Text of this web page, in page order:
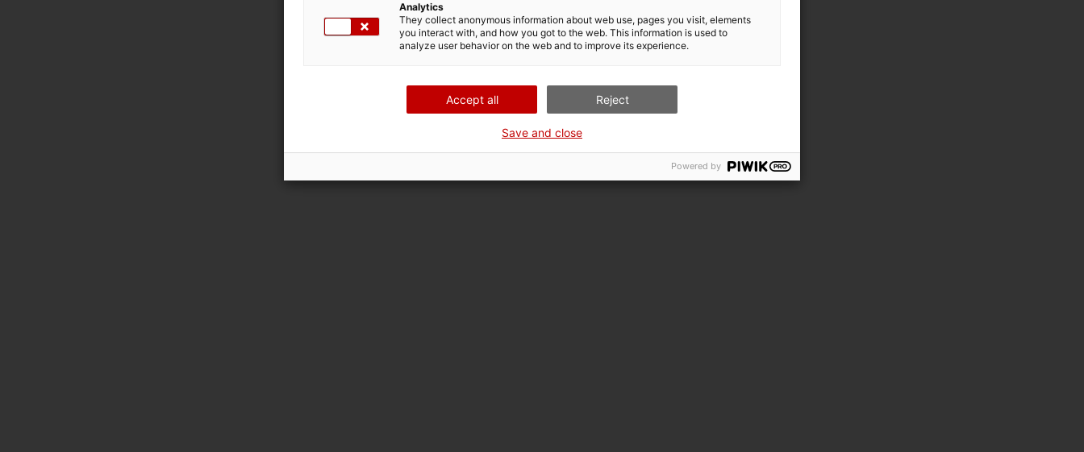
Analytics
They collect anonymous information about web use, pages you visit, elements
you interact with, and how you got to the web. This information is used to
analyze user behavior on the web and to improve its experience.
Accept all Reject
Save and close
Powered by